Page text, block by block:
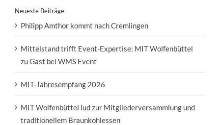
Neueste Beiträge
Philipp Amthor kommt nach Cremlingen
Mittelstand trifft Event-Expertise: MIT Wolfenbüttel
zu Gast bei WMS Event
MIT-Jahresempfang 2026
MIT Wolfenbüttel lud zur Mitgliederversammlung und
traditionellem Braunkohlessen